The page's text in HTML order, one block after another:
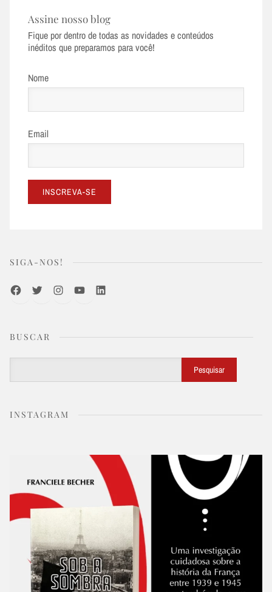
Assine nosso blog
Fique por dentro de todas as novidades e conteúdos
inéditos que preparamos para você!
Nome
Email
SIGA-NOS!
FacebookTwitterInstagramYoutubeLinkedIn
BUSCAR
Pesquisar
INSTAGRAM